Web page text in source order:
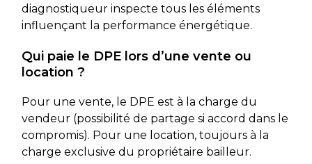
diagnostiqueur inspecte tous les éléments
influençant la performance énergétique.
Qui paie le DPE lors d’une vente ou
location ?
Pour une vente, le DPE est à la charge du
vendeur (possibilité de partage si accord dans le
compromis). Pour une location, toujours à la
charge exclusive du propriétaire bailleur.